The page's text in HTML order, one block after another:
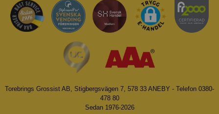
Torebrings Grossist AB, Stigbergsvägen 7, 578 33 ANEBY - Telefon 0380-
478 80
Sedan 1976-2026